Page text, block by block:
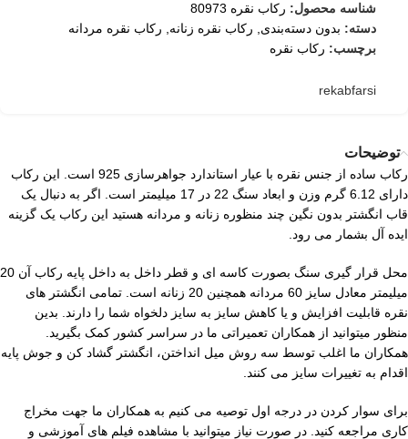
شناسه محصول: رکاب نقره 80973
دسته: بدون دسته‌بندی رکاب نقره زنانه
رکاب نقره مردانه
برچسب: رکاب نقره
rekabfarsi
توضیحات
رکاب ساده از جنس نقره با عیار استاندارد جواهرسازی 925 است. این رکاب
دارای 6.12 گرم وزن و ابعاد سنگ 22 در 17 میلیمتر است. اگر به دنبال یک
قاب انگشتر بدون نگین چند منظوره زنانه و مردانه هستید این رکاب یک گزینه
ایده آل بشمار می رود.
محل قرار گیری سنگ بصورت کاسه ای و قطر داخل به داخل پایه رکاب آن 20
میلیمتر معادل سایز 60 مردانه همچنین 20 زنانه است. تمامی انگشتر های
نقره قابلیت افزایش و یا کاهش سایز به سایز دلخواه شما را دارند. بدین
منظور میتوانید از همکاران تعمیراتی ما در سراسر کشور کمک بگیرید.
همکاران ما اغلب توسط سه روش میل انداختن، انگشتر گشاد کن و جوش پایه
اقدام به تغییرات سایز می کنند.
برای سوار کردن در درجه اول توصیه می کنیم به همکاران ما جهت مخراج
کاری مراجعه کنید. در صورت نیاز میتوانید با مشاهده فیلم های آموزشی و